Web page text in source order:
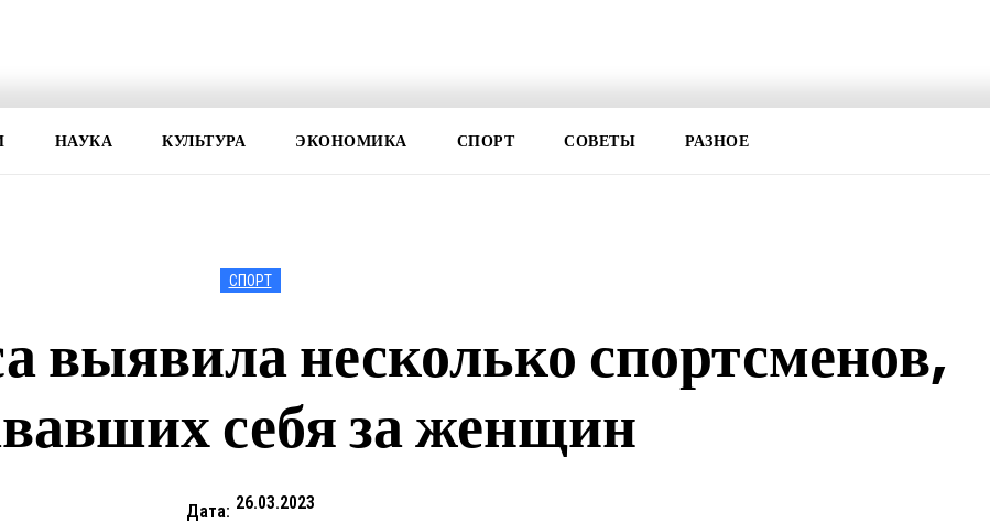
НАУКА КУЛЬТУРА ЭКОНОМИКА СПОРТ СОВЕТЫ РАЗНОЕ
СПОРТ
выявила несколько спортсменов,
себя за женщин
Дата: 26.03.2023